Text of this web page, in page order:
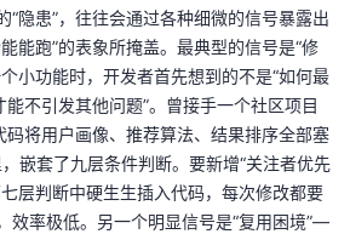
“隐患”，往往会通过各种细微的信号暴露出
能跑”的表象所掩盖。最典型的信号是“修
小功能时，开发者首先想到的不是“如何最
能不引发其他问题”。曾接手一个社区项目
码将用户画像、推荐算法、结果排序全部塞
嵌套了九层条件判断。要新增“关注者优先
层判断中硬生生插入代码，每次修改都要
效率极低。另一个明显信号是“复用困境”—